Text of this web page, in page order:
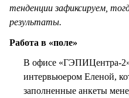
тенденции зафиксируем,
результаты.
Работа в «поле»
В офисе «ГЭПИЦентра-
интервьюером Еленой,
заполненные анкеты